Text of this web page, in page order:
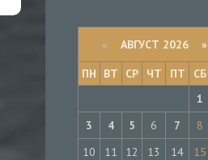
« АВГУСТ 2026 »
ПН
ВТ СР ЧТ ПТ СБ
1
3
4 5 6 7 8
10
11 12 13 14 15